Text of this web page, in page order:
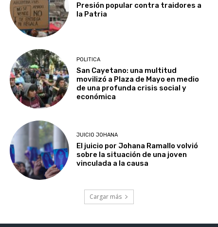
Presión popular contra traidores a
la Patria
POLITICA
San Cayetano: una multitud
movilizó a Plaza de Mayo en medio
de una profunda crisis social y
económica
JUICIO JOHANA
El juicio por Johana Ramallo volvió
sobre la situación de una joven
vinculada a la causa
Cargar más